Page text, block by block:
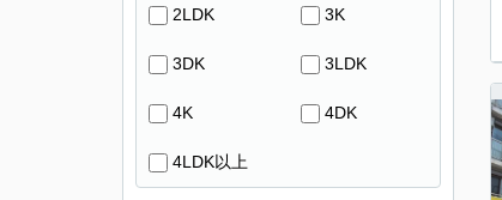
2LDK 3K
3DK 3LDK
4K 4DK
4LDK以上